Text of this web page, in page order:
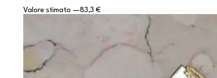
Valore stimato —83,3 €